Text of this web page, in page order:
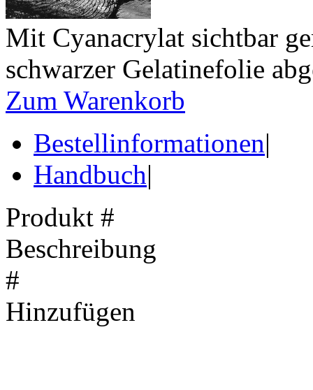
Mit Cyanacrylat sichtbar
schwarzer Gelatinefolie
Zum Warenkorb
Bestellinformationen|
Handbuch|
Produkt #
Beschreibung
#
Hinzufügen